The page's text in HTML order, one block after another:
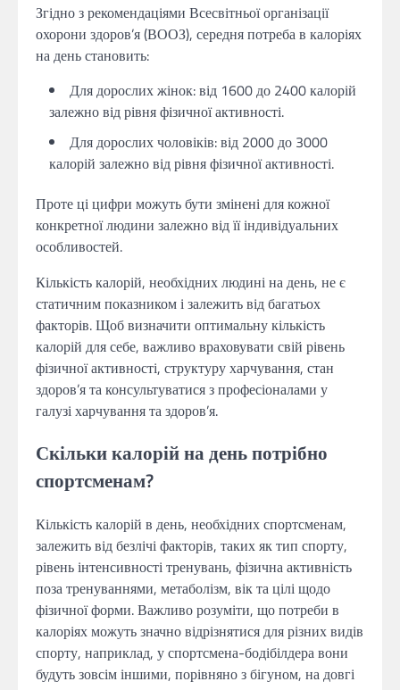
Згідно з рекомендаціями Всесвітньої організації
охорони здоров’я (ВООЗ), середня потреба в калоріях
на день становить:
Для дорослих жінок: від 1600 до 2400 калорій
залежно від рівня фізичної активності.
Для дорослих чоловіків: від 2000 до 3000
калорій залежно від рівня фізичної активності.
Проте ці цифри можуть бути змінені для кожної
конкретної людини залежно від її індивідуальних
особливостей.
Кількість калорій, необхідних людині на день, не є
статичним показником і залежить від багатьох
факторів. Щоб визначити оптимальну кількість
калорій для себе, важливо враховувати свій рівень
фізичної активності, структуру харчування, стан
здоров’я та консультуватися з професіоналами у
галузі харчування та здоров’я.
Скільки калорій на день потрібно
спортсменам?
Кількість калорій в день, необхідних спортсменам,
залежить від безлічі факторів, таких як тип спорту,
рівень інтенсивності тренувань, фізична активність
поза тренуваннями, метаболізм, вік та цілі щодо
фізичної форми. Важливо розуміти, що потреби в
калоріях можуть значно відрізнятися для різних видів
спорту, наприклад, у спортсмена-бодібілдера вони
будуть зовсім іншими, порівняно з бігуном, на довгі